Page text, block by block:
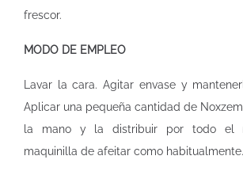
frescor.
MODO DE EMPLEO
Lavar la cara. Agitar envase y
Aplicar una pequeña cantidad de
la mano y la distribuir por todo el
maquinilla de afeitar como habitualmente.